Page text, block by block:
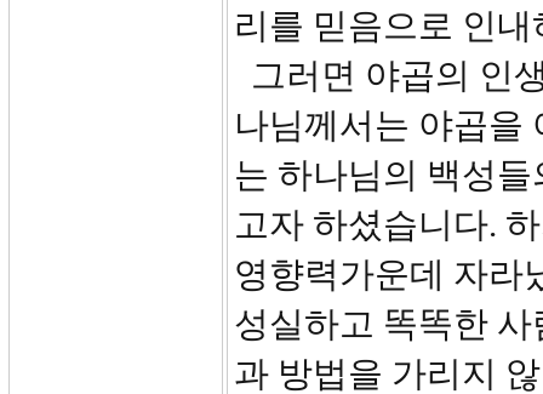
리를 믿음으로 인
그러면 야곱의 인
나님께서는 야곱을
는 하나님의 백성
고자 하셨습니다.
영향력가운데 자라
성실하고 똑똑한
과 방법을 가리지